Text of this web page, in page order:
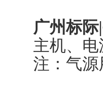
广州标
主机、电
注：气